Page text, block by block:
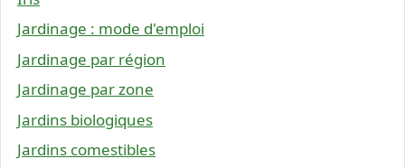
Jardinage : mode d'emploi
Jardinage par région
Jardinage par zone
Jardins biologiques
Jardins comestibles